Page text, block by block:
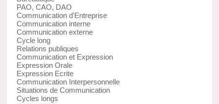
PAO, CAO, DAO
Communication d'Entreprise
Communication interne
Communication externe
Cycle long
Relations publiques
Communication et Expression
Expression Orale
Expression Ecrite
Communication Interpersonnelle
Situations de Communication
Cycles longs